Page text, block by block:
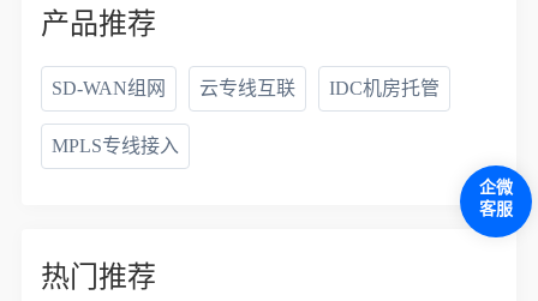
产品推荐
SD-WAN组网 云专线互联 IDC机房托管
MPLS专线接入
热门推荐
企微
客服